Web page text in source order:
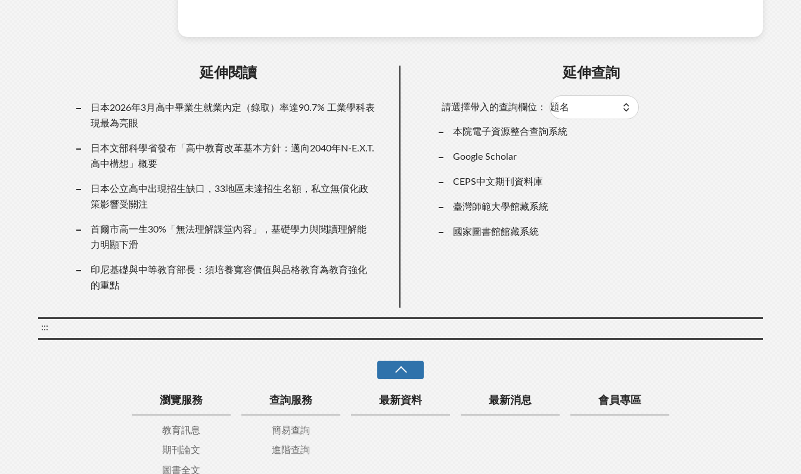
延伸閱讀
日本2026年3月高中畢業生就業內定（錄取）率達90.7% 工業學科表
現最為亮眼
日本文部科學省發布「高中教育改革基本方針：邁向2040年N-E.X.T.
高中構想」概要
日本公立高中出現招生缺口，33地區未達招生名額，私立無償化政
策影響受關注
首爾市高一生30%「無法理解課堂內容」，基礎學力與閱讀理解能
力明顯下滑
印尼基礎與中等教育部長：須培養寬容價值與品格教育為教育強化
的重點
延伸查詢
請選擇帶入的查詢欄位：
本院電子資源整合查詢系統
Google Scholar
CEPS中文期刊資料庫
臺灣師範大學館藏系統
國家圖書館館藏系統
:::
瀏覽服務
教育訊息
期刊論文
圖書全文
查詢服務
簡易查詢
進階查詢
最新資料 最新消息 會員專區